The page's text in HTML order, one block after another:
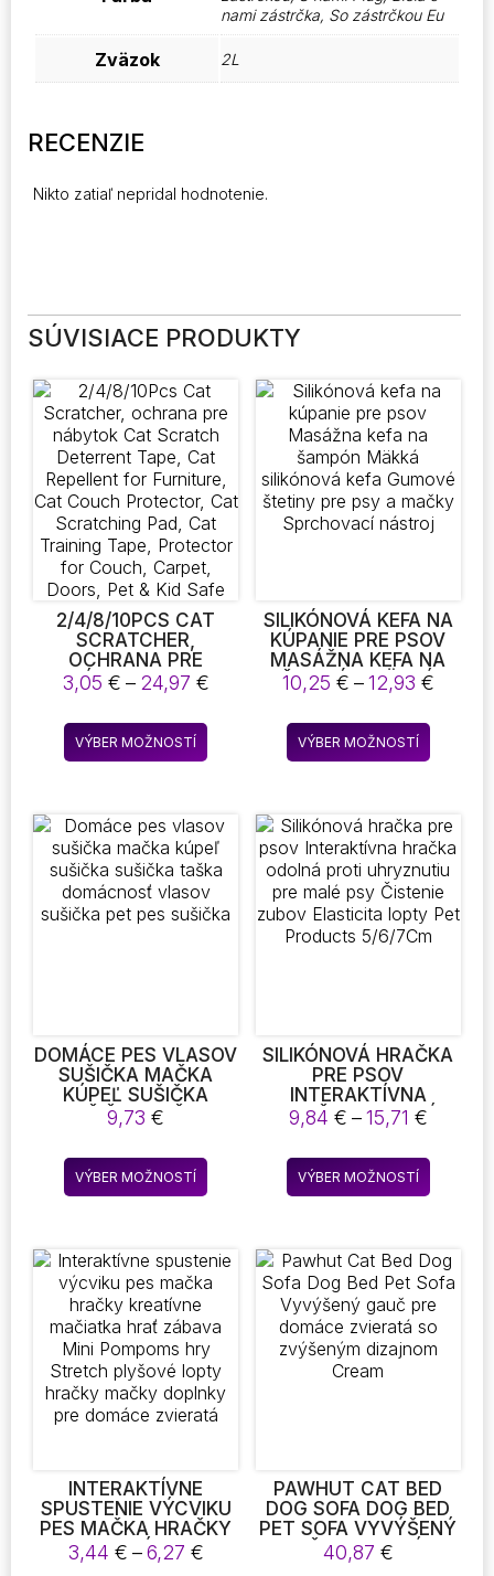
nami zástrčka, So zástrčkou Eu
Zväzok 2L
RECENZIE
Nikto zatiaľ nepridal hodnotenie.
SÚVISIACE PRODUKTY
2/4/8/10PCS CAT
SCRATCHER,
OCHRANA PRE
NÁBYTOK CAT
SCRATCH
DETERRENT TAPE,
CAT REPELLENT FOR
FURNITURE, CAT
PAD, CAT TRAINING
TAPE, PROTECTOR
FOR COUCH, CARPET,
DOORS, PET & KID
SAFE
3,05 € – 24,97 €Price
VÝBER MOŽNOSTÍ
Tento
produkt
variantov.
Možnosti
si
môžete
vybrať
SILIKÓNOVÁ KEFA NA
KÚPANIE PRE PSOV
MASÁŽNA KEFA NA
ŠAMPÓN MÄKKÁ
SILIKÓNOVÁ KEFA
GUMOVÉ ŠTETINY
PRE PSY A MAČKY
SPRCHOVACÍ
10,25 € –12,93 €Price
VÝBER MOŽNOSTÍ
Tento
produkt
si
môžete
vybrať
DOMÁCE PES VLASOV
SUŠIČKA MAČKA
KÚPEĽ SUŠIČKA
SUŠIČKA TAŠKA
DOMÁCNOSŤ VLASOV
SUŠIČKA PET PES
SUŠIČKA
9,73€
VÝBER MOŽNOSTÍ
Tento
produkt
variantov.
Možnosti
môžete
vybrať
na
stránke
SILIKÓNOVÁ HRAČKA
PRE PSOV
INTERAKTÍVNA
HRAČKA ODOLNÁ
PROTI UHRYZNUTIU
PRE MALÉ PSY
ČISTENIE ZUBOV
ELASTICITA LOPTY
9,84 € –15,71 €Price
9,84 €
VÝBER MOŽNOSTÍ
Tento
produkt
si
môžete
vybrať
INTERAKTÍVNE
SPUSTENIE VÝCVIKU
PES MAČKA HRAČKY
KREATÍVNE
MAČIATKA HRAŤ
3,44 € – 6,27 €Price
PAWHUT CAT BED
DOG SOFA DOG BED
PET SOFA VYVÝŠENÝ
GAUČ PRE DOMÁCE
ZVIERATÁ SO
40,87 €